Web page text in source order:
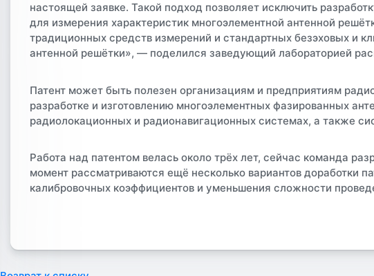
настоящей заявке. Такой подход позволяет исключить
для измерения характеристик многоэлементной антенной
традиционных средств измерений и стандартных безэховых и
антенной решётки», — поделился заведующий лабораторией
Патент может быть полезен организациям и предприятиям
разработке и изготовлению многоэлементных фазированных
радиолокационных и радионавигационных системах, а также
Работа над патентом велась около трёх лет, сейчас команда
момент рассматриваются ещё несколько вариантов доработки
калибровочных коэффициентов и уменьшения сложности